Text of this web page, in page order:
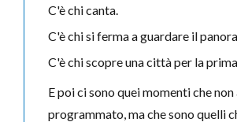
C'è chi canta.
C'è chi si ferma a guardare il
C'è chi scopre una città per la
E poi ci sono quei momenti che non
programmato, ma che sono quelli